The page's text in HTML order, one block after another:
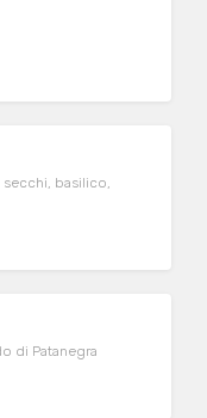
basilico,
di Patanegra